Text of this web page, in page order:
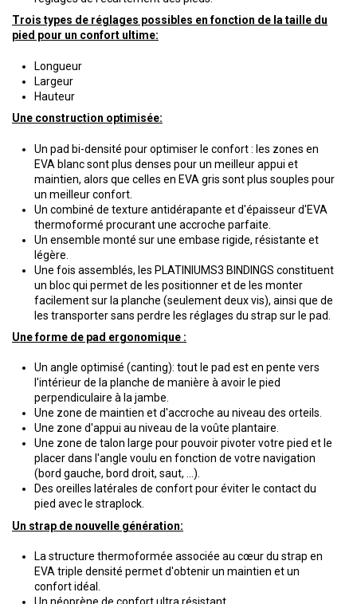
Trois types de réglages possibles en fonction de la taille du
pied pour un confort ultime:
Longueur
Largeur
Hauteur
Une construction optimisée:
Un pad bi-densité pour optimiser le confort : les zones en
EVA blanc sont plus denses pour un meilleur appui et
maintien, alors que celles en EVA gris sont plus souples pour
un meilleur confort.
Un combiné de texture antidérapante et d'épaisseur d'EVA
thermoformé procurant une accroche parfaite.
Un ensemble monté sur une embase rigide, résistante et
légère.
Une fois assemblés, les PLATINIUMS3 BINDINGS constituent
un bloc qui permet de les positionner et de les monter
facilement sur la planche (seulement deux vis), ainsi que de
les transporter sans perdre les réglages du strap sur le pad.
Une forme de pad ergonomique :
Un angle optimisé (canting): tout le pad est en pente vers
l'intérieur de la planche de manière à avoir le pied
perpendiculaire à la jambe.
Une zone de maintien et d'accroche au niveau des orteils.
Une zone d'appui au niveau de la voûte plantaire.
Une zone de talon large pour pouvoir pivoter votre pied et le
placer dans l'angle voulu en fonction de votre navigation
(bord gauche, bord droit, saut, …).
Des oreilles latérales de confort pour éviter le contact du
pied avec le straplock.
Un strap de nouvelle génération:
La structure thermoformée associée au cœur du strap en
EVA triple densité permet d'obtenir un maintien et un
confort idéal.